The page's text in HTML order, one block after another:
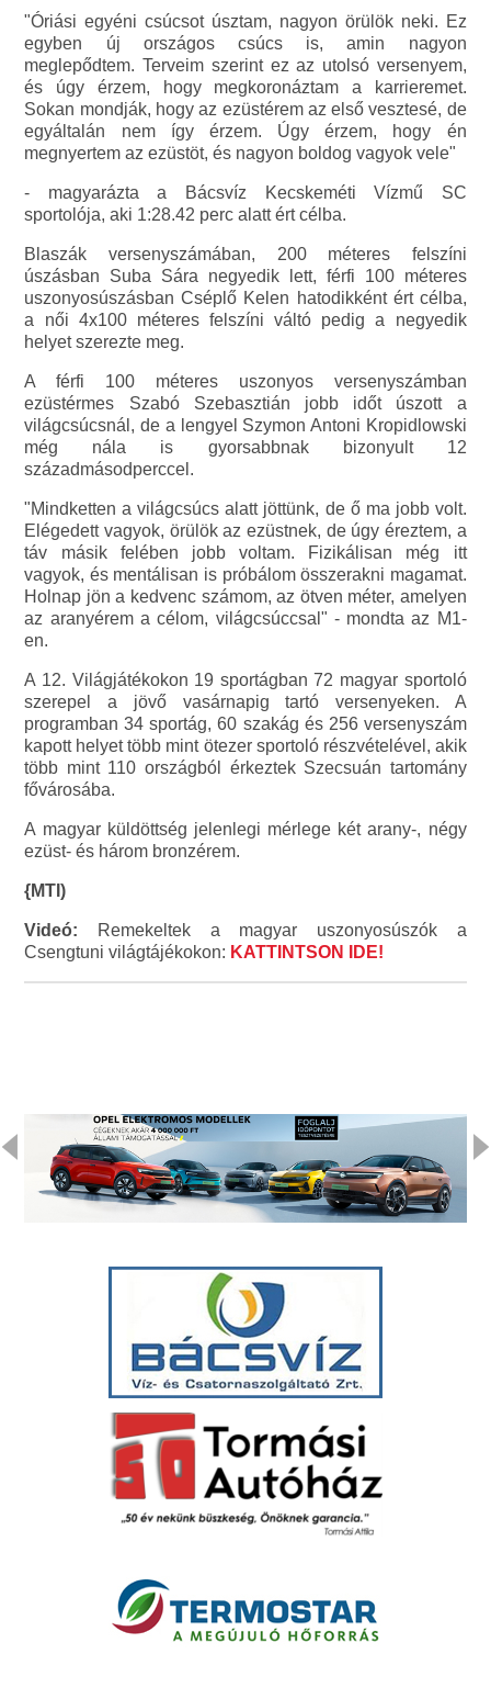
"Óriási egyéni csúcsot úsztam, nagyon örülök neki. Ez
egyben új országos csúcs is, amin nagyon
meglepődtem. Terveim szerint ez az utolsó versenyem,
és úgy érzem, hogy megkoronáztam a karrieremet.
Sokan mondják, hogy az ezüstérem az első vesztesé, de
egyáltalán nem így érzem. Úgy érzem, hogy én
megnyertem az ezüstöt, és nagyon boldog vagyok vele"
- magyarázta a Bácsvíz Kecskeméti Vízmű SC
sportolója, aki 1:28.42 perc alatt ért célba.
Blaszák versenyszámában, 200 méteres felszíni
úszásban Suba Sára negyedik lett, férfi 100 méteres
uszonyosúszásban Cséplő Kelen hatodikként ért célba,
a női 4x100 méteres felszíni váltó pedig a negyedik
helyet szerezte meg.
A férfi 100 méteres uszonyos versenyszámban
ezüstérmes Szabó Szebasztián jobb időt úszott a
világcsúcsnál, de a lengyel Szymon Antoni Kropidlowski
még nála is gyorsabbnak bizonyult 12
századmásodperccel.
"Mindketten a világcsúcs alatt jöttünk, de ő ma jobb volt.
Elégedett vagyok, örülök az ezüstnek, de úgy éreztem, a
táv másik felében jobb voltam. Fizikálisan még itt
vagyok, és mentálisan is próbálom összerakni magamat.
Holnap jön a kedvenc számom, az ötven méter, amelyen
az aranyérem a célom, világcsúccsal" - mondta az M1-
en.
A 12. Világjátékokon 19 sportágban 72 magyar sportoló
szerepel a jövő vasárnapig tartó versenyeken. A
programban 34 sportág, 60 szakág és 256 versenyszám
kapott helyet több mint ötezer sportoló részvételével, akik
több mint 110 országból érkeztek Szecsuán tartomány
fővárosába.
A magyar küldöttség jelenlegi mérlege két arany-, négy
ezüst- és három bronzérem.
{MTI)
Videó: Remekeltek a magyar uszonyosúszók a
Csengtuni világtájékokon: KATTINTSON IDE!